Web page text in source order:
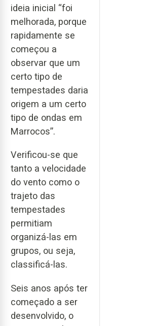
ideia inicial “foi
melhorada, porque
rapidamente se
começou a
observar que um
certo tipo de
tempestades daria
origem a um certo
tipo de ondas em
Marrocos”.
Verificou-se que
tanto a velocidade
do vento como o
trajeto das
tempestades
permitiam
organizá-las em
grupos, ou seja,
classificá-las.
Seis anos após ter
começado a ser
desenvolvido, o